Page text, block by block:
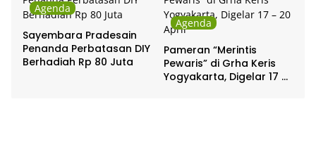
Agenda
Sayembara Pradesain
Penanda Perbatasan DIY
Berhadiah Rp 80 Juta
Agenda
Pameran “Merintis
Pewaris” di Grha Keris
Yogyakarta, Digelar 17 –